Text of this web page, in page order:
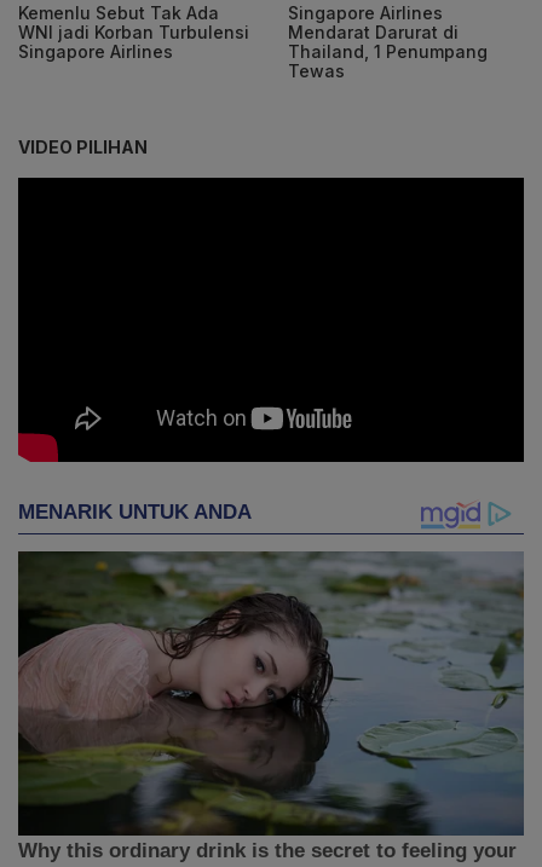
Kemenlu Sebut Tak Ada
WNI jadi Korban Turbulensi
Singapore Airlines
Singapore Airlines
Mendarat Darurat di
Thailand, 1 Penumpang
Tewas
VIDEO PILIHAN